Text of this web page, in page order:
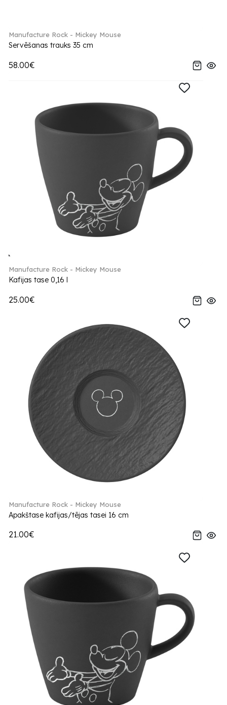
Manufacture Rock - Mickey Mouse
Servēšanas trauks 35 cm
58.00€
Manufacture Rock - Mickey Mouse
Kafijas tase 0,16 l
25.00€
Manufacture Rock - Mickey Mouse
Apakštase kafijas/tējas tasei 16 cm
21.00€